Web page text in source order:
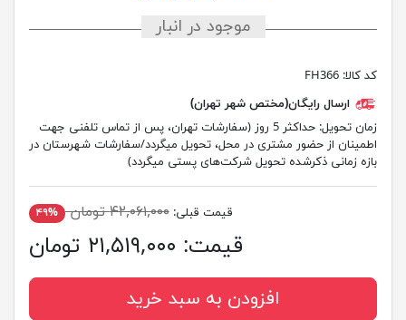
موجود در انبار
کد کالا: FH366
ارسال رایگان(مختص شهر تهران)
زمان تحویل:
حداکثر 5 روز (سفارشات تهران، پس از تماس تلفنی جهت
اطمینان از حضور مشتری در محل، تحویل میگردد/سفارشات شهرستان در
بازه زمانی ذکرشده تحویل شرکت‌های پستی میگردد)
قیمت قبلی: ۴۲,۰۶۱,۰۰۰ تومان ۴۹%
قیمت: ۲۱,۵۱۹,۰۰۰ تومان
افزودن به سبد خرید